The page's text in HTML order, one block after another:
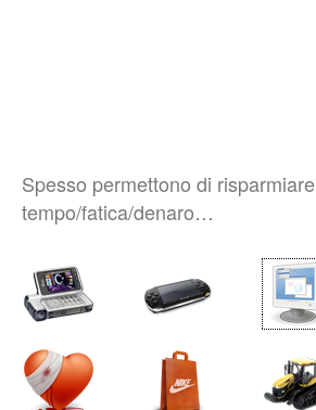
Spesso permettono di risparmiare
tempo/fatica/denaro…